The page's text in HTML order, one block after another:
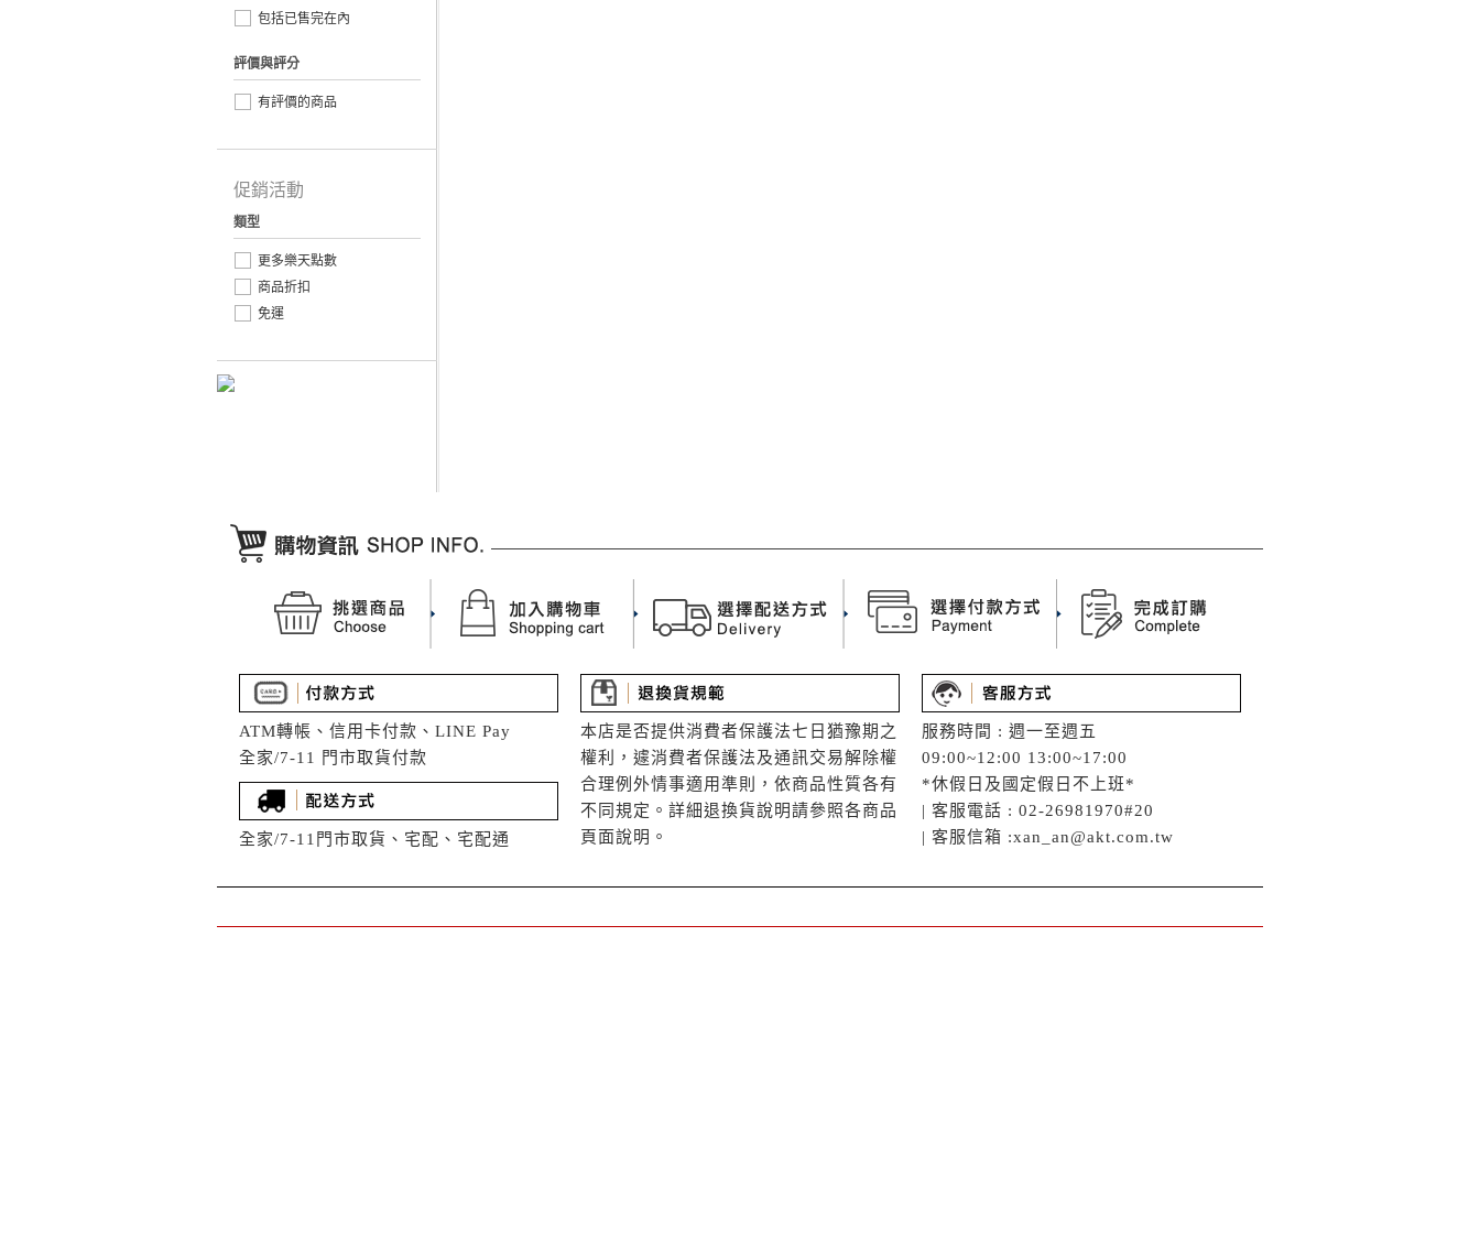
包括已售完在內
評價與評分
有評價的商品
促銷活動
類型
更多樂天點數
商品折扣
免運
ATM轉帳、信用卡付款、LINE Pay
全家/7-11 門市取貨付款
全家/7-11門市取貨、宅配、宅配通
本店是否提供消費者保護法七日猶豫期之
權利，遽消費者保護法及通訊交易解除權
合理例外情事適用準則，依商品性質各有
不同規定。詳細退換貨說明請參照各商品
頁面說明 。
服務時間 : 週一至週五
09:00~12:00 13:00~17:00
*休假日及國定假日不上班*
| 客服電話 : 02-26981970#20
| 客服信箱 :xan_an@akt.com.tw